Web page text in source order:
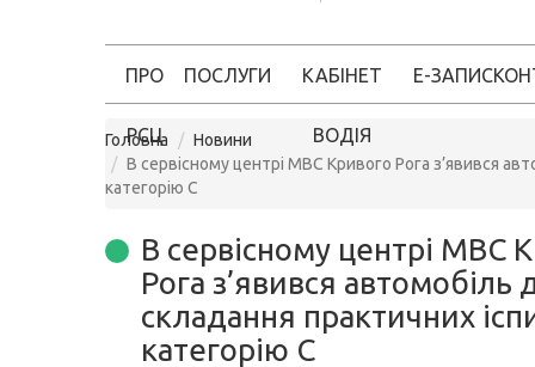
ПРО
РСЦ
ПОСЛУГИ КАБІНЕТ
ВОДІЯ
Е-ЗАПИС
Головна
Новини
В сервісному центрі МВС Кривого Рога з’явився
категорію C
В сервісному центрі МВС
Рога з’явився автомобіль
складання практичних
категорію C